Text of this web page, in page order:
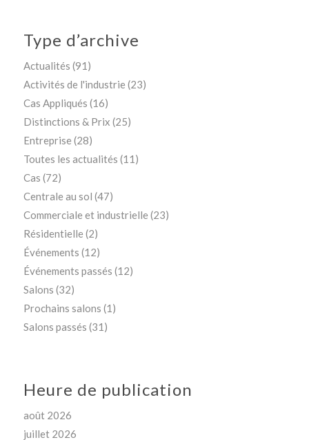
Type d’archive
Actualités (91)
Activités de l'industrie (23)
Cas Appliqués (16)
Distinctions & Prix (25)
Entreprise (28)
Toutes les actualités (11)
Cas (72)
Centrale au sol (47)
Commerciale et industrielle (23)
Résidentielle (2)
Événements (12)
Événements passés (12)
Salons (32)
Prochains salons (1)
Salons passés (31)
Heure de publication
août 2026
juillet 2026